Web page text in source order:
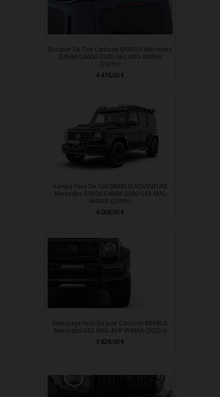
Becquet De Toit Carbone BRABUS Mercedes
G350d G400d G500 G63 AMG W463A
(2018+)
Prix
4 416,00 €
Rampe Feux De Toit BRABUS ADVENTURE
Mercedes G350d G400d G500 G63 AMG
W463A (2018+)
Prix
4 068,00 €
Entourage Feux De Jour Carbone BRABUS
Mercedes G63 AMG 4X4² W463A (2022+)
Prix
3 828,00 €